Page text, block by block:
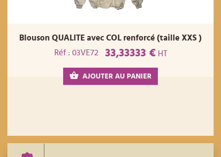
Blouson QUALITE avec COL renforcé (taille XXS )
Réf : 03VE72
33,33333 € HT
AJOUTER AU PANIER